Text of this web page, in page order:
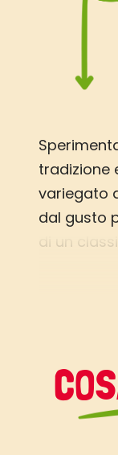
tradizione
variegato
dal gusto
di un
Con strati
sciolto,